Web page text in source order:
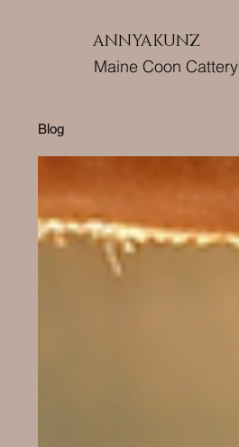
ANNYAKUNZ
Maine Coon Cattery
Blog